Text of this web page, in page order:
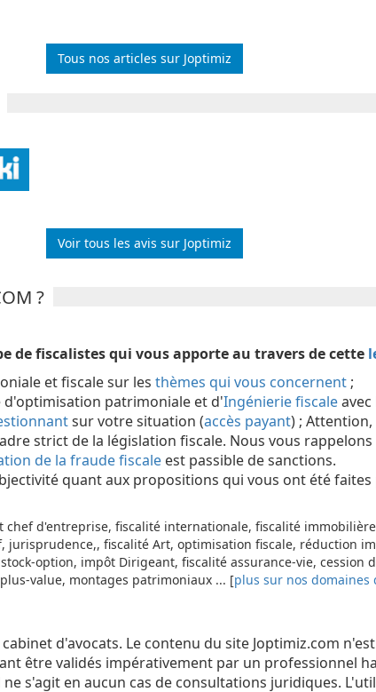
Tous nos articles sur Joptimiz
Voir tous les avis sur Joptimiz
?
de fiscalistes qui vous apporte au travers de cette
et fiscale sur les thèmes qui vous concernent ;
d'optimisation patrimoniale et d'Ingénierie fiscale
sur votre situation (accès payant) ;
strict de la législation fiscale. Nous vous
de la fraude fiscale est passible de sanctions.
quant aux propositions qui vous ont été
chef d'entreprise, fiscalité internationale, fiscalité
jurisprudence,, fiscalité Art, optimisation fiscale, réduction
option, impôt Dirigeant, fiscalité assurance-vie,
value, montages patrimoniaux ... [plus sur nos domaines
cabinet d'avocats. Le contenu du site Joptimiz.com
être validés impérativement par un professionnel
s'agit en aucun cas de consultations juridiques.